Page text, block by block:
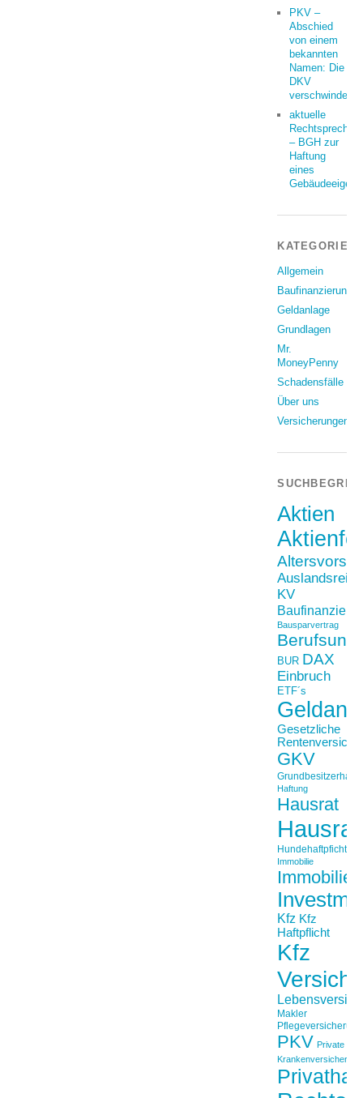
PKV –
Abschied
von einem
bekannten
Namen: Die
DKV
verschwindet
aktuelle
– BGH zur
Haftung
eines
KATEGORIEN
Allgemein
Baufinanzierung
Geldanlage
Grundlagen
Mr.
MoneyPenny
Schadensfälle
Über uns
Versicherungen
Aktien
Auslandsreise
KV
Bausparvertrag
BUR DAX
Einbruch
ETF´s
Gesetzliche
GKV
Haftung
Hausrat
Hundehaftpficht
Immobilie
Kfz Kfz
Haftpflicht
Kfz
Makler
Pflegeversicherung
PKV Private
Krankenversicherung